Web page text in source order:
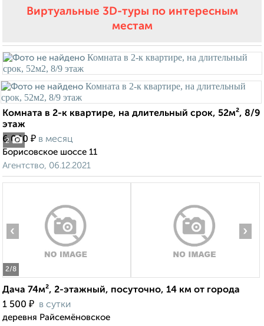
Виртуальные 3D-туры по интересным
местам
2
Комната в 2-к квартире, на длительный срок, 52м², 8/9
этаж
6 000 ₽ в месяц
Борисовское шоссе 11
Агентство, 06.12.2021
2/8
‹ ›
Дача 74м², 2-этажный, посуточно, 14 км от города
1 500 ₽ в сутки
деревня Райсемёновское